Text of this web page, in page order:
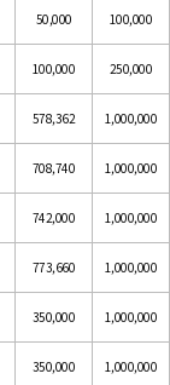
50,000 100,000
100,000 250,000
578,362 1,000,000
708,740 1,000,000
742,000 1,000,000
773,660 1,000,000
350,000 1,000,000
350,000 1,000,000